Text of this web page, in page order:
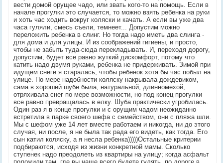
вести домой орущее чадо, или звать кого-то на помощь. Если в
начале прогулки это случается, то можно взять ребенка на руки
и хоть час ходить вокруг коляски и качать. А если вы уже два
часа гуляли, смесь съели, темнеет... Допустим можно
переложить ребенка в слинг. Но тогда надо иметь два слинга -
для дома и для улицы. И из соображений гигиены, и просто,
чтобы не забыть туда-сюда перекладывать. И, переходя дорогу,
допустим, будет все равно жуткий дискомфорт, потому что
катить надо двумя руками, ребенка не придерживать. Зимой при
идущем снеге я старалась, чтобы ребенок хотя бы час побыл на
улице. По мере надобности коляску накрывала дождевиком,
сама в хорошей шубе была, натуральной, длинномехой,
отряхивала снег по мере возможности, но под конец прогулки
все равно превращалась в елку. Шуба практически угробилась.
Один раз я в конце прогулки и с орущим чадом неожиданно
встретила в парке своего шефа с семейством, они с пляжа шли.
Мы с шефом уже 14 лет вместе работаем и никогда, ни до этого
случая, ни после, я не была так рада его видеть, как тогда. Его
сын катил коляску, а я несла ребенка)))))Остальные критерии
подбираются, исходя из жизни конкретной мамы. Сколько
ступенек надо преодолеть из квартиры на улицу; когда асфальт